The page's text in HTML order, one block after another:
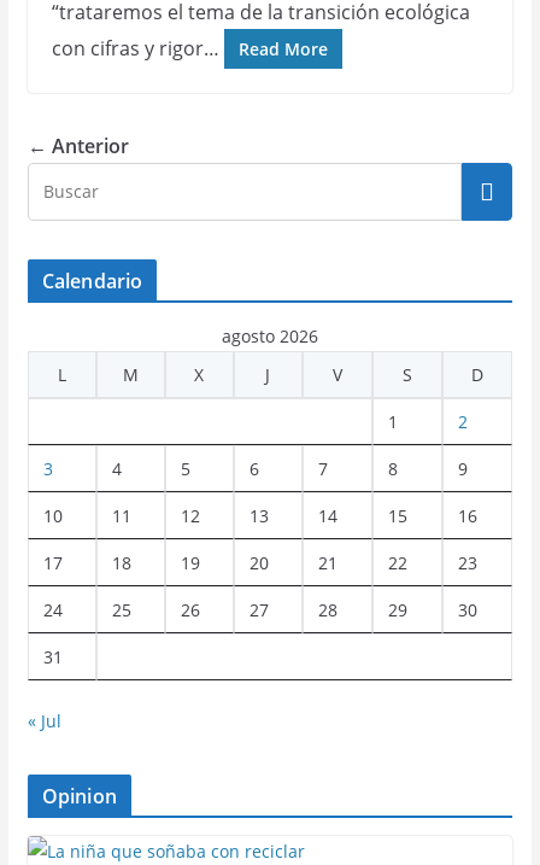
“trataremos el tema de la transición ecológica
con cifras y rigor…
Read More
← Anterior
Calendario
agosto 2026
L
M X J V S D
1 2
3 4 5 6 7 8 9
10 11 12 13 14 15 16
17 18 19 20 21 22 23
24 25 26 27 28 29 30
31
« Jul
Opinion